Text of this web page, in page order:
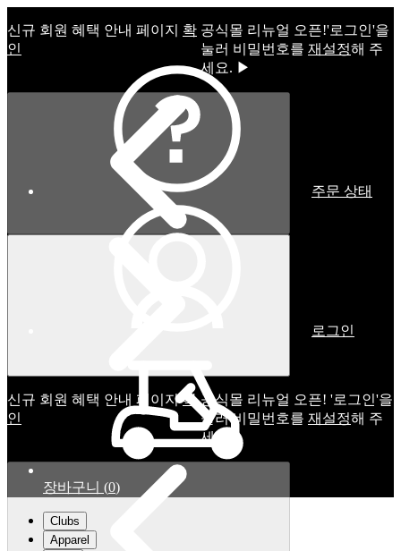
신규 회원 혜택 안내 페이지 확
인
공식몰 리뉴얼 오픈!ㅤ'로그인'을
눌러 비밀번호를 재설정해 주
세요. ▶
신규 회원 혜택 안내 페이지확
인
공식몰 리뉴얼 오픈! '로그인'을
눌러 비밀번호를 재설정해 주
세요.
주문 상태
로그인
장바구니 (0)
Clubs
Apparel